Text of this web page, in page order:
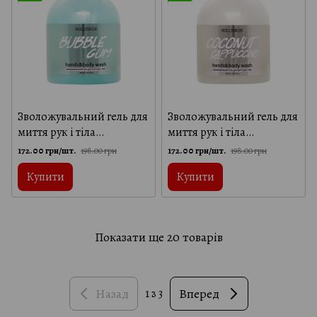
Зволожувальний гель для
миття рук і тіла
HOLLYSKIN Bubble Gum,
300 мл
172.00 грн/шт. 198.00 грн
Купити
Зволожувальний гель для
миття рук і тіла
HOLLYSKIN Coconut
Cappuccino, 300 мл
172.00 грн/шт. 198.00 грн
Купити
Показати ще 20 товарів
Назад 1з 3 Вперед